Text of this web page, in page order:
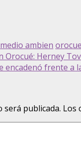
medio ambien orocue
Orocué: Herney
encadenó frente a
será publicada. Los